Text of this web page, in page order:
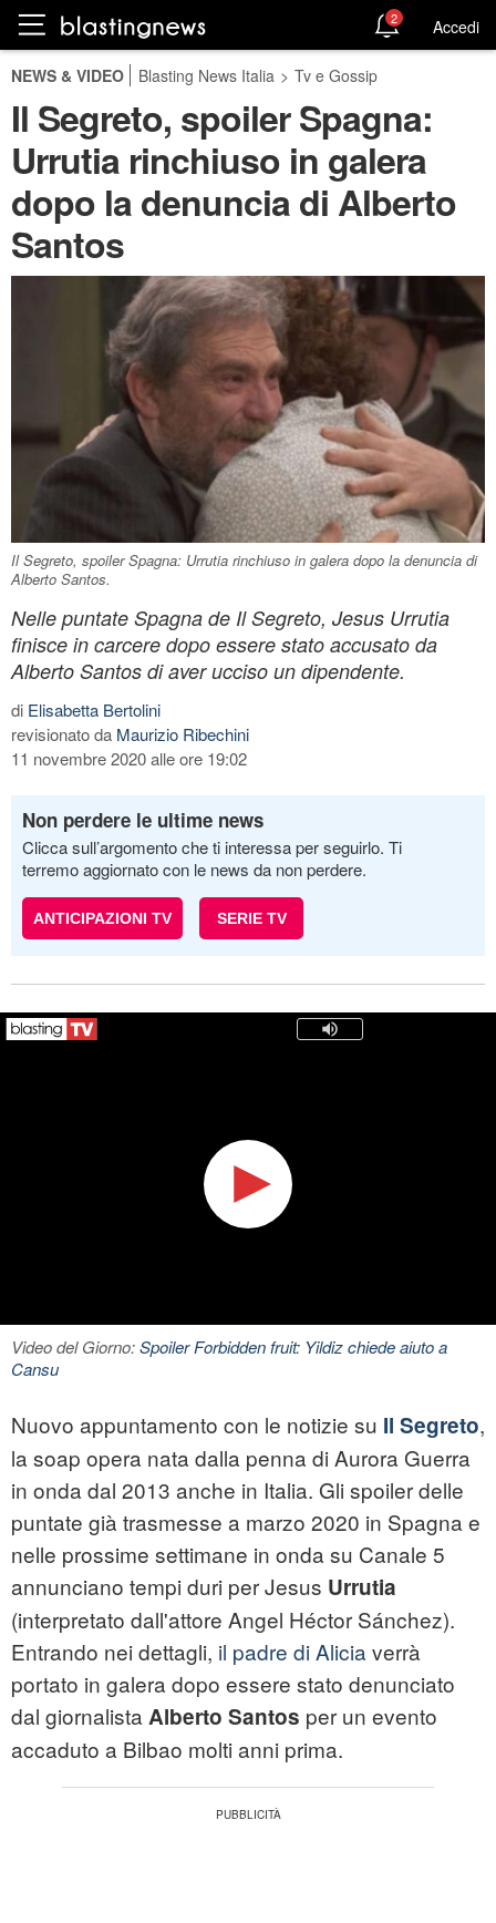
2 Accedi
NEWS & VIDEO Blasting News Italia > Tv e Gossip
Il Segreto, spoiler Spagna:
Urrutia rinchiuso in galera
dopo la denuncia di Alberto
Santos
Il Segreto, spoiler Spagna: Urrutia rinchiuso in galera dopo la denuncia di
Alberto Santos.
Nelle puntate Spagna de Il Segreto, Jesus Urrutia
finisce in carcere dopo essere stato accusato da
Alberto Santos di aver ucciso un dipendente.
di Elisabetta Bertolini
revisionato da Maurizio Ribechini
11 novembre 2020 alle ore 19:02
Non perdere le ultime news
Clicca sull’argomento che ti interessa per seguirlo. Ti
terremo aggiornato con le news da non perdere.
ANTICIPAZIONI TV SERIE TV
Video del Giorno:Spoiler Forbidden fruit: Yildiz chiede aiuto a
Cansu
Nuovo appuntamento con le notizie su Il Segreto,
la soap opera nata dalla penna di Aurora Guerra
in onda dal 2013 anche in Italia. Gli spoiler delle
puntate già trasmesse a marzo 2020 in Spagna e
nelle prossime settimane in onda su Canale 5
annunciano tempi duri per Jesus Urrutia
(interpretato dall'attore Angel Héctor Sánchez).
Entrando nei dettagli, il padre di Alicia verrà
portato in galera dopo essere stato denunciato
dal giornalista Alberto Santos per un evento
accaduto a Bilbao molti anni prima.